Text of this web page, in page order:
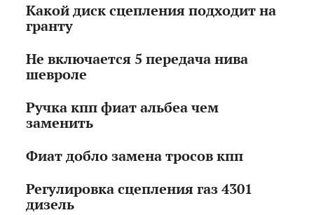
Какой диск сцепления подходит на
гранту
Не включается 5 передача нива
шевроле
Ручка кпп фиат альбеа чем
заменить
Фиат добло замена тросов кпп
Регулировка сцепления газ 4301
дизель